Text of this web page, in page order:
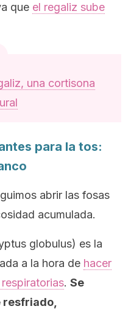
que el regaliz sube
una cortisona
para la tos:
abrir las fosas
acumulada.
globulus) es la
a la hora de hacer
. Se
resfriado,